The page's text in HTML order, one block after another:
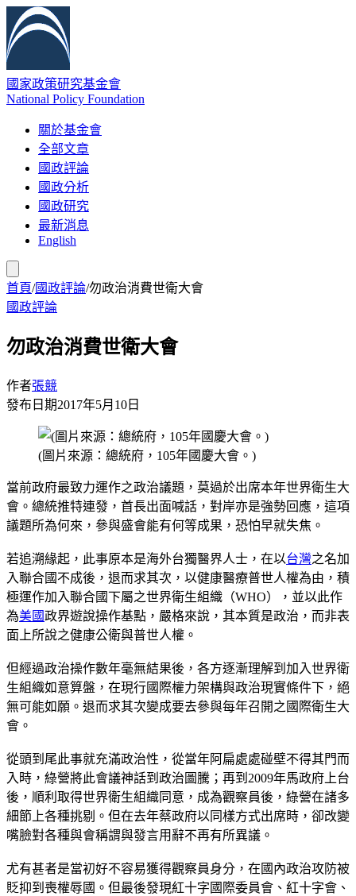
國家政策研究基金會
National Policy Foundation
關於基金會
全部文章
國政評論
國政分析
國政研究
最新消息
English
首頁/國政評論/勿政治消費世衛大會
國政評論
勿政治消費世衛大會
作者張競
發布日期2017年5月10日
(圖片來源：總統府，105年國慶大會。)
當前政府最致力運作之政治議題，莫過於出席本年世界衛生大
會。總統推特連發，首長出面喊話，對岸亦是強勢回應，這項
議題所為何來，參與盛會能有何等成果，恐怕早就失焦。
若追溯緣起，此事原本是海外台獨醫界人士，在以台灣之名加
入聯合國不成後，退而求其次，以健康醫療普世人權為由，積
極運作加入聯合國下屬之世界衛生組織（WHO），並以此作
為美國政界遊說操作基點，嚴格來說，其本質是政治，而非表
面上所說之健康公衛與普世人權。
但經過政治操作數年毫無結果後，各方逐漸理解到加入世界衛
生組織如意算盤，在現行國際權力架構與政治現實條件下，絕
無可能如願。退而求其次變成要去參與每年召開之國際衛生大
會。
從頭到尾此事就充滿政治性，從當年阿扁處處碰壁不得其門而
入時，綠營將此會議神話到政治圖騰；再到2009年馬政府上台
後，順利取得世界衛生組織同意，成為觀察員後，綠營在諸多
細節上各種挑剔。但在去年蔡政府以同樣方式出席時，卻改變
嘴臉對各種與會稱謂與發言用辭不再有所異議。
尤有甚者是當初好不容易獲得觀察員身分，在國內政治攻防被
貶抑到喪權辱國。但最後發現紅十字國際委員會、紅十字會、